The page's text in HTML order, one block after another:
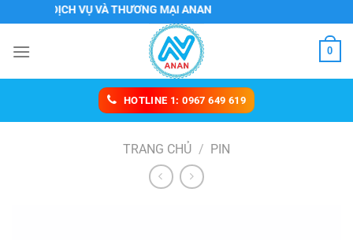
đến
nội
DỊCH VỤ VÀ THƯƠNG MẠI ANAN
0
HOTLINE 1: 0967 649 619
TRANG CHỦ / PIN